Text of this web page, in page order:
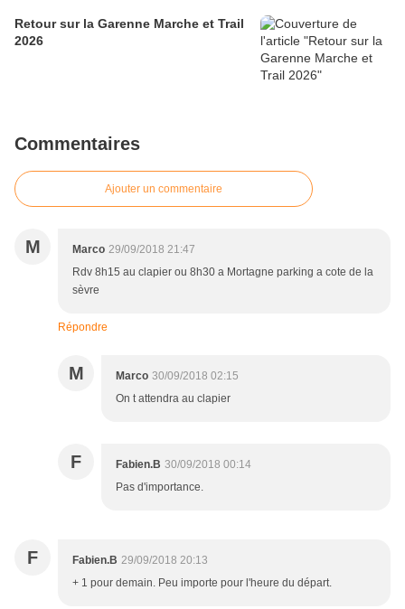
Retour sur la Garenne Marche et Trail
2026
Commentaires
Ajouter un commentaire
M Marco 29/09/2018 21:47
Rdv 8h15 au clapier ou 8h30 a Mortagne parking a cote de la
sèvre
Répondre
M Marco 30/09/2018 02:15
On t attendra au clapier
F Fabien.B 30/09/2018 00:14
Pas d'importance.
F Fabien.B 29/09/2018 20:13
+ 1 pour demain. Peu importe pour l'heure du départ.